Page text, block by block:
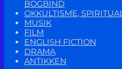
BOGBIND
OKKULTISME,
MUSIK
FILM
ENGLISH FICTION
DRAMA
ANTIKKEN